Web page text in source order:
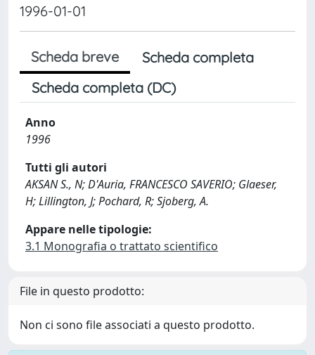
1996-01-01
Scheda breve
Scheda completa
Scheda completa (DC)
Anno
1996
Tutti gli autori
AKSAN S., N; D'Auria, FRANCESCO SAVERIO; Glaeser,
H; Lillington, J; Pochard, R; Sjoberg, A.
Appare nelle tipologie:
3.1 Monografia o trattato scientifico
File in questo prodotto:
Non ci sono file associati a questo prodotto.